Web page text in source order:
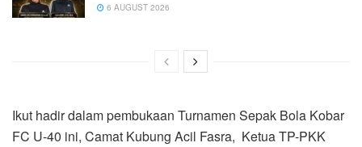
6 AUGUST 2026
Ikut hadir dalam pembukaan Turnamen Sepak Bola Kobar
FC U-40 ini, Camat Kubung Acil Fasra, Ketua TP-PKK